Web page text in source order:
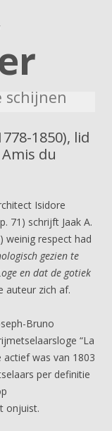
schijnen
1850), lid
du
Isidore
71) schrijft Jaak A.
weinig respect had
gezien te
en dat de gotiek
auteur zich af.
Bruno
“La
actief was van 1803
per definitie
onjuist.